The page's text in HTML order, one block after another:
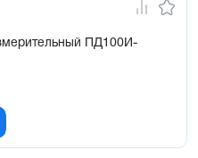
ПД100И-